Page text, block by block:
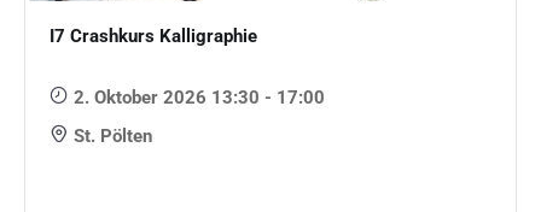
I7 Crashkurs Kalligraphie
2. Oktober 2026 13:30 - 17:00
St. Pölten